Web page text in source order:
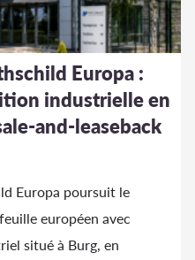
Europa :
industrielle en
and-leaseback
Europa poursuit le
européen avec
situé à Burg, en